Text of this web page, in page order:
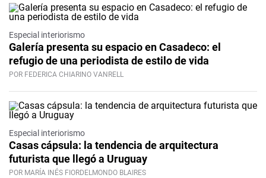
Especial interiorismo
Galería presenta su espacio en Casadeco: el
refugio de una periodista de estilo de vida
POR FEDERICA CHIARINO VANRELL
Especial interiorismo
Casas cápsula: la tendencia de arquitectura
futurista que llegó a Uruguay
POR MARÍA INÉS FIORDELMONDO BLAIRES